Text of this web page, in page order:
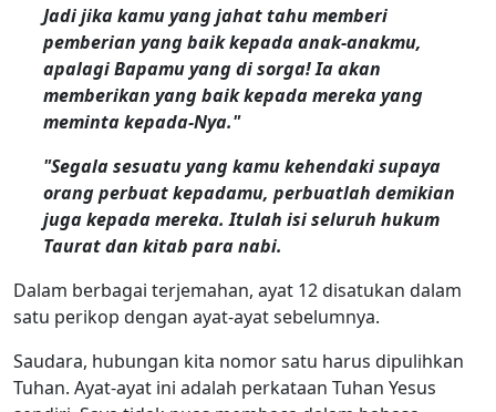
Jadi jika kamu yang jahat tahu memberi
pemberian yang baik kepada anak-anakmu,
apalagi Bapamu yang di sorga! Ia akan
memberikan yang baik kepada mereka yang
meminta kepada-Nya."
"Segala sesuatu yang kamu kehendaki supaya
orang perbuat kepadamu, perbuatlah demikian
juga kepada mereka. Itulah isi seluruh hukum
Taurat dan kitab para nabi.
Dalam berbagai terjemahan, ayat 12 disatukan dalam
satu perikop dengan ayat-ayat sebelumnya.
Saudara, hubungan kita nomor satu harus dipulihkan
Tuhan. Ayat-ayat ini adalah perkataan Tuhan Yesus